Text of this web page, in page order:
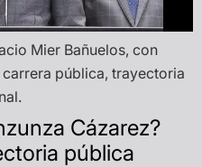
Mier Bañuelos, con
pública, trayectoria
Cázarez?
pública